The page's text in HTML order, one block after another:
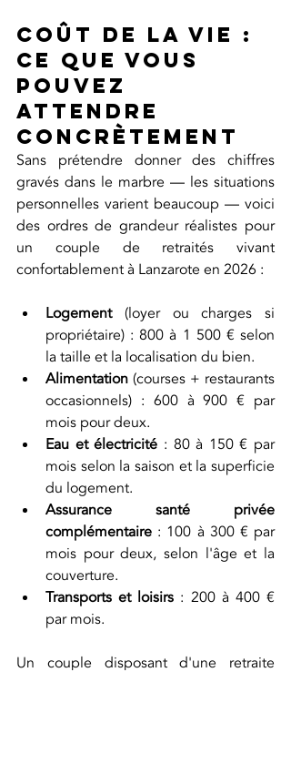
Coût de la vie :
ce que vous
pouvez
attendre
concrètement
Sans prétendre donner des chiffres
gravés dans le marbre — les situations
personnelles varient beaucoup — voici
des ordres de grandeur réalistes pour
un couple de retraités vivant
confortablement à Lanzarote en 2026 :
Logement (loyer ou charges si
propriétaire) : 800 à 1 500 € selon
la taille et la localisation du bien.
Alimentation (courses + restaurants
occasionnels) : 600 à 900 € par
mois pour deux.
Eau et électricité : 80 à 150 € par
mois selon la saison et la superficie
du logement.
Assurance santé privée
complémentaire : 100 à 300 € par
mois pour deux, selon l'âge et la
couverture.
Transports et loisirs : 200 à 400 €
par mois.
Un couple disposant d'une retraite